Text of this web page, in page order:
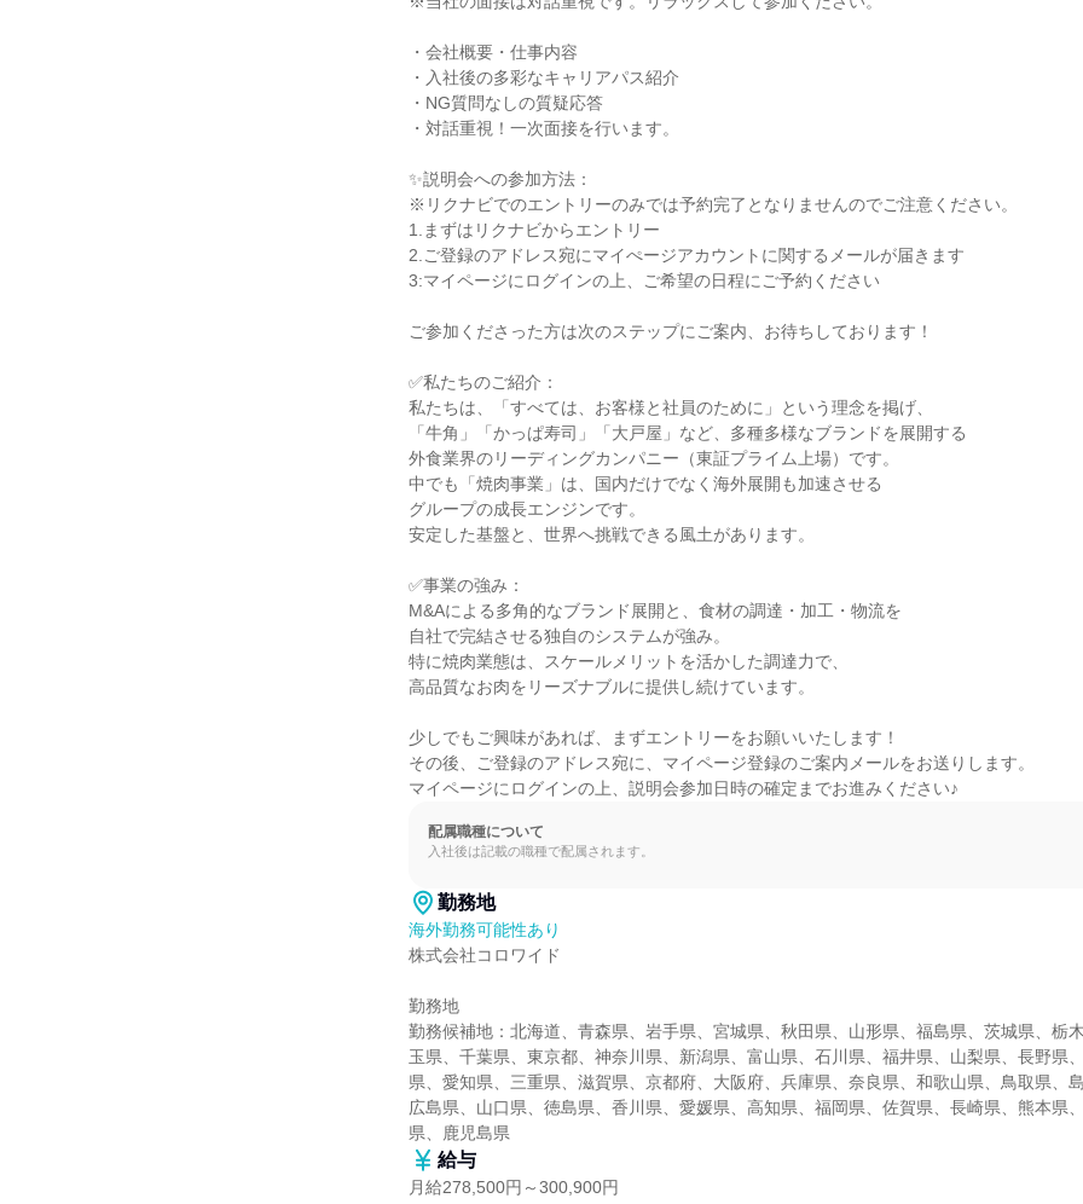
・会社概要・仕事内容
・入社後の多彩なキャリアパス紹介
・NG質問なしの質疑応答
・対話重視！一次面接を行います。
✨説明会への参加方法：
※リクナビでのエントリーのみでは予約完了となりませんのでご注意ください。
1.まずはリクナビからエントリー
2.ご登録のアドレス宛にマイぺージアカウントに関するメールが届きます
3:マイページにログインの上、ご希望の日程にご予約ください
ご参加くださった方は次のステップにご案内、お待ちしております！
✅私たちのご紹介：
私たちは、「すべては、お客様と社員のために」という理念を掲げ、
「牛角」「かっぱ寿司」「大戸屋」など、多種多様なブランドを展開する
外食業界のリーディングカンパニー（東証プライム上場）です。
中でも「焼肉事業」は、国内だけでなく海外展開も加速させる
グループの成長エンジンです。
安定した基盤と、世界へ挑戦できる風土があります。
✅事業の強み：
M&Aによる多角的なブランド展開と、食材の調達・加工・物流を
自社で完結させる独自のシステムが強み。
特に焼肉業態は、スケールメリットを活かした調達力で、
高品質なお肉をリーズナブルに提供し続けています。
少しでもご興味があれば、まずエントリーをお願いいたします！
その後、ご登録のアドレス宛に、マイページ登録のご案内メールをお送りします。
マイページにログインの上、説明会参加日時の確定までお進みください♪
配属職種について
入社後は記載の職種で配属されます。
勤務地
海外勤務可能性あり
株式会社コロワイド
勤務地
勤務候補地：北海道、青森県、岩手県、宮城県、秋田県、山形県、福島県、茨城県、栃
玉県、千葉県、東京都、神奈川県、新潟県、富山県、石川県、福井県、山梨県、長野県
県、愛知県、三重県、滋賀県、京都府、大阪府、兵庫県、奈良県、和歌山県、鳥取県、島
広島県、山口県、徳島県、香川県、愛媛県、高知県、福岡県、佐賀県、長崎県、熊本県
県、鹿児島県
給与
月給278,500円～300,900円